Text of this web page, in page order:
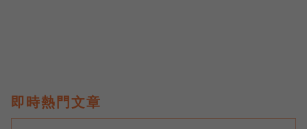
即時熱門文章